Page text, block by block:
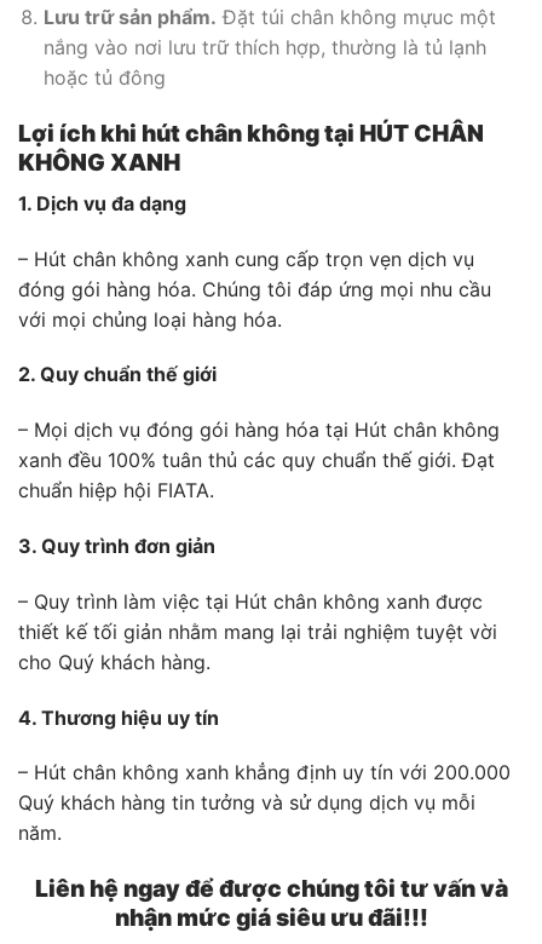
Lưu trữ sản phẩm. Đặt túi chân không mựuc một
nắng vào nơi lưu trữ thích hợp, thường là tủ lạnh
hoặc tủ đông
Lợi ích khi hút chân không tại HÚT CHÂN
KHÔNG XANH
1. Dịch vụ đa dạng
– Hút chân không xanh cung cấp trọn vẹn dịch vụ
đóng gói hàng hóa. Chúng tôi đáp ứng mọi nhu cầu
với mọi chủng loại hàng hóa.
2. Quy chuẩn thế giới
– Mọi dịch vụ đóng gói hàng hóa tại Hút chân không
xanh đều 100% tuân thủ các quy chuẩn thế giới. Đạt
chuẩn hiệp hội FIATA.
3. Quy trình đơn giản
– Quy trình làm việc tại Hút chân không xanh được
thiết kế tối giản nhằm mang lại trải nghiệm tuyệt vời
cho Quý khách hàng.
4. Thương hiệu uy tín
– Hút chân không xanh khẳng định uy tín với 200.000
Quý khách hàng tin tưởng và sử dụng dịch vụ mỗi
năm.
Liên hệ ngay để được chúng tôi tư vấn và
nhận mức giá siêu ưu đãi!!!